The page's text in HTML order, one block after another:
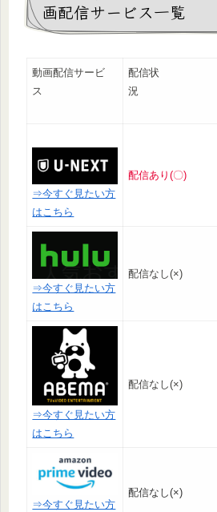
画配信サービス一覧
動画配信サービ
ス
配信状
況
⇒今すぐ見たい方
はこちら
配信あり(〇)
⇒今すぐ見たい方
はこちら
配信なし(×)
⇒今すぐ見たい方
はこちら
配信なし(×)
⇒今すぐ見たい方
配信なし(×)